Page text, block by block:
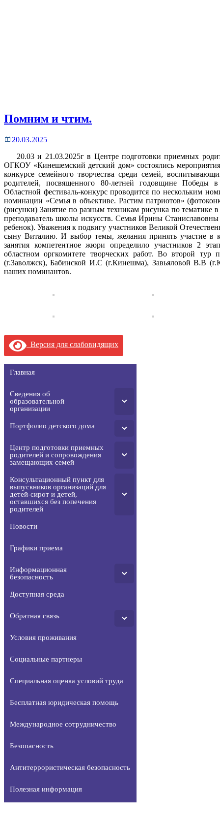
Помним и чтим.
20.03.2025
20.03 и 21.03.2025г в Центре подготовки приемных
ОГКОУ «Кинешемский детский дом» состоялись
конкурсе семейного творчества среди семей,
родителей, посвященного 80-летней годовщине Победы
Областной фестиваль-конкурс проводится по нескольким
номинации «Семья в объективе. Растим патриотов»
(рисунки) Занятие по разным техникам рисунка по тематике
преподаватель школы искусств. Семья Ирины
ребенок). Уважения к подвигу участников Великой
сыну Виталию. И выбор темы, желания принять участие в
занятия компетентное жюри определило участников 2
областном оргкомитете творческих работ. Во второй
(г.Заволжск), Бабинской И.С (г.Кинешма), Завьяловой В.В
наших номинантов.
Версия для слабовидящих
Главная
Сведения об
образовательной
организации
Портфолио детского дома
Центр подготовки приемных
родителей и сопровождения
замещающих семей
Консультационный пункт для
выпускников организаций для
детей-сирот и детей,
оставшихся без попечения
родителей
Новости
Графики приема
Информационная
безопасность
Доступная среда
Обратная связь
Условия проживания
Социальные партнеры
Специальная оценка условий труда
Бесплатная юридическая помощь
Международное сотрудничество
Безопасность
Антитеррористическая безопасность
Полезная информация